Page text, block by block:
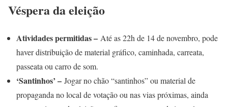
Véspera da eleição
Atividades permitidas – Até as 22h de 14 de novembro, pode
haver distribuição de material gráfico, caminhada, carreata,
passeata ou carro de som.
‘Santinhos’ – Jogar no chão “santinhos” ou material de
propaganda no local de votação ou nas vias próximas, ainda